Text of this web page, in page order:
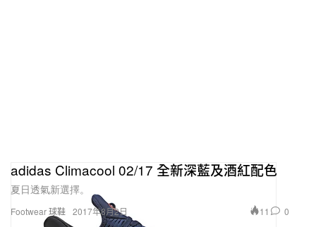
Footwear 球鞋
adidas Climacool 02/17 全新深藍及酒紅配色
夏日透氣新選擇。
2017年8月2日 11 0